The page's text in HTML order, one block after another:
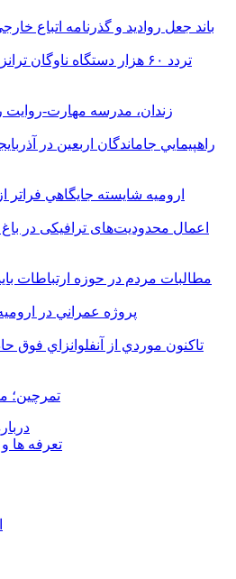
باند جعل روادید و گذرنامه اتباع
تردد ۶۰ هزار دستگاه ناوگان
زندان، مدرسه مهارت-روايت
راهپيمايي جاماندگان اربعين در
اروميه شايسته جايگاهي
اعمال محدودیت‌های ترافیکی در
مطالبات مردم در حوزه ارتباطات
247 پروژه عمراني در
تاکنون موردي از آنفلوانزاي فوق
تمرچين؛
تعرفه ها